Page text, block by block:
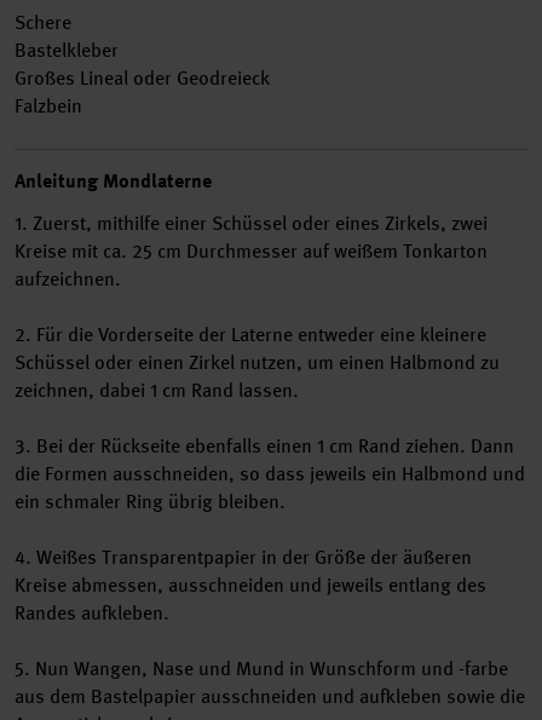
Schere
Bastelkleber
Großes Lineal oder Geodreieck
Falzbein
Anleitung Mondlaterne
1. Zuerst, mithilfe einer Schüssel oder eines Zirkels, zwei
Kreise mit ca. 25 cm Durchmesser auf weißem Tonkarton
aufzeichnen.
2. Für die Vorderseite der Laterne entweder eine kleinere
Schüssel oder einen Zirkel nutzen, um einen Halbmond zu
zeichnen, dabei 1 cm Rand lassen.
3. Bei der Rückseite ebenfalls einen 1 cm Rand ziehen. Dann
die Formen ausschneiden, so dass jeweils ein Halbmond und
ein schmaler Ring übrig bleiben.
4. Weißes Transparentpapier in der Größe der äußeren
Kreise abmessen, ausschneiden und jeweils entlang des
Randes aufkleben.
5. Nun Wangen, Nase und Mund in Wunschform und -farbe
aus dem Bastelpapier ausschneiden und aufkleben sowie die